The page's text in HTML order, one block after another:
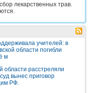
лекарственных трав.
учителей: в
области погибли
м
области расстреляли
вынес приговор
РФ.